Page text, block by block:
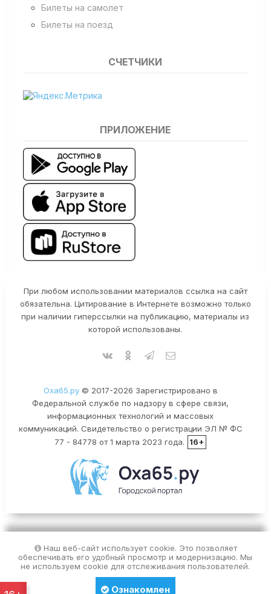
Билеты на самолет
Билеты на поезд
СЧЕТЧИКИ
ПРИЛОЖЕНИЕ
При любом использовании материалов ссылка на сайт
обязательна. Цитирование в Интернете возможно только
при наличии гиперссылки на публикацию, материалы из
которой использованы.
Оха65.ру© 2017-2026 Зарегистрировано в
Федеральной службе по надзору в сфере связи,
информационных технологий и массовых
коммуникаций. Свидетельство о регистрации ЭЛ № ФС
77 - 84778 от 1 марта 2023 года.
16+
Наш веб-сайт использует cookie. Это позволяет
обеспечивать его удобный просмотр и модернизацию. Мы
не используем cookie для отслеживания пользователей.
Ознакомлен